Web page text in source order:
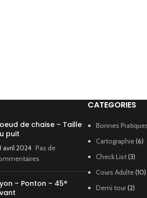
de chaise – Taille
puit
avril 2024 Pas de
– Ponton – 45°
CATEGORIES
Bonnes
Cartographie(6)
Check List(3)
Cours Adulte(10)
Demi tour(2)